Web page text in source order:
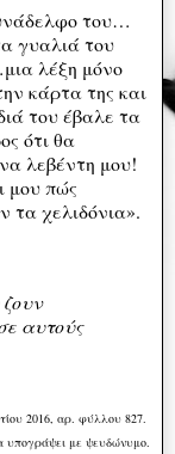
του…
γυαλιά του
λέξη μόνο
κάρτα της και
του έβαλε τα
ότι θα
λεβέντη μου!
μου πώς
τα χελιδόνια».
αυτούς
2016, αρ. φύλλου 827.
υπογράψει με ψευδώνυμο.